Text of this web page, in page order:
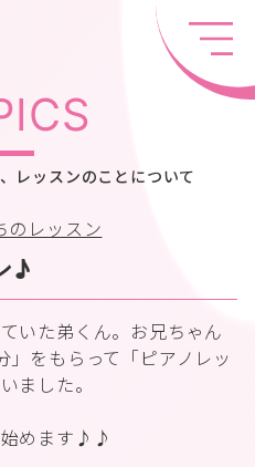
レッスンのことについて
のレッスン
♪
いた弟くん。お兄ちゃん
をもらって「ピアノレッ
ました。
始めます♪♪